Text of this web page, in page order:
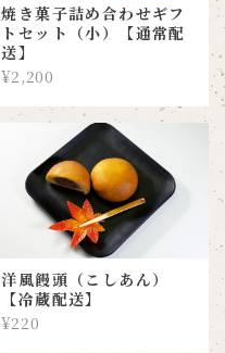
焼き菓子詰め合わせギフ
トセット（小）【通常配
送】
¥2,200
洋風饅頭（こしあん）
【冷蔵配送】
¥220